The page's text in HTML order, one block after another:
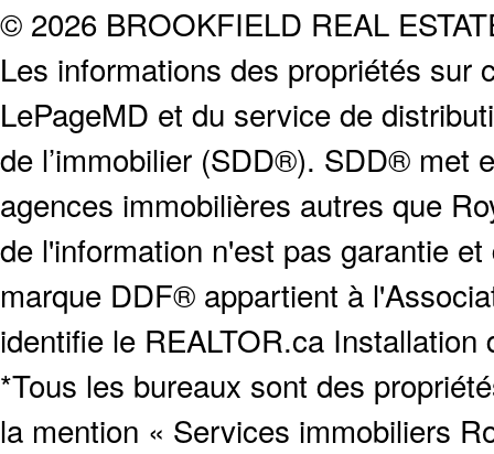
© 2026 BROOKFIELD REAL
Les informations des propriétés sur
LePageMD et du service de
de l’immobilier (SDD®). SDD® met
agences immobilières autres que
de l'information n'est pas garantie
marque DDF® appartient à
identifie le REALTOR.ca
*Tous les bureaux sont des
la mention « Services immobiliers